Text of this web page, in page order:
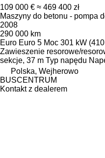
109 000 € ≈ 469 400 zł
Maszyny do betonu - pompa
2008
290 000 km
Euro Euro 5 Moc 301 kW
Zawieszenie resorowe/
sekcje, 37 m Typ napędu
Polska, Wejherowo
BUSCENTRUM
Kontakt z dealerem